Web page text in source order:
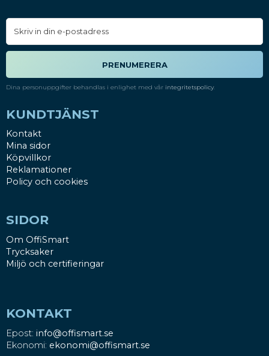
PRENUMERERA
Dina personuppgifter behandlas i enlighet med vår integritetspolicy.
KUNDTJÄNST
Kontakt
Mina sidor
Köpvillkor
Reklamationer
Policy och cookies
SIDOR
Om OffiSmart
Trycksaker
Miljö och certifieringar
KONTAKT
Epost: info@offismart.se
Ekonomi: ekonomi@offismart.se